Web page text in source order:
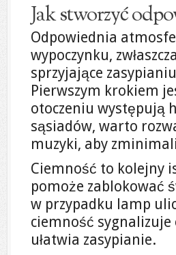
Jak stworzyć
Odpowiednia
wypoczynku,
sprzyjające
Pierwszym krokiem
otoczeniu występują
sąsiadów, warto
muzyki, aby
Ciemność to kolejny
pomoże zablokować
w przypadku lamp
ciemność sygnalizuje
ułatwia zasypianie.